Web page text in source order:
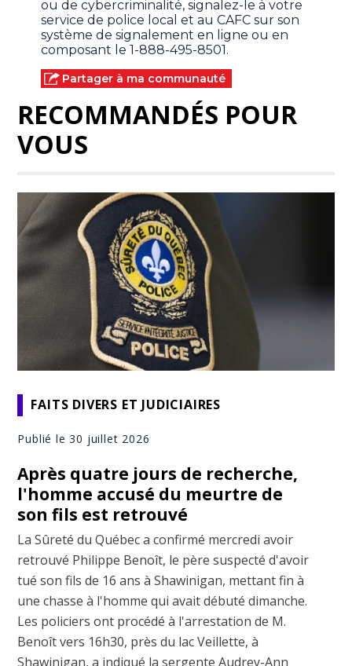
ou de cybercriminalité, signalez-le à votre
service de police local et au CAFC sur son
système de signalement en ligne ou en
composant le 1-888-495-8501.
Partager à ma communauté
RECOMMANDÉS POUR
VOUS
FAITS DIVERS ET JUDICIAIRES
Publié le 30 juillet 2026
Après quatre jours de recherche,
l'homme accusé du meurtre de
son fils est retrouvé
La Sûreté du Québec a confirmé mercredi avoir
retrouvé Philippe Benoît, le père suspecté d'avoir
tué son fils de 16 ans à Shawinigan, mettant fin à
une chasse à l'homme qui avait débuté dimanche.
Les policiers ont procédé à l'arrestation de M.
Benoît vers 16h30, près du lac Veillette, à
Shawinigan, a indiqué la sergente Audrey-Ann